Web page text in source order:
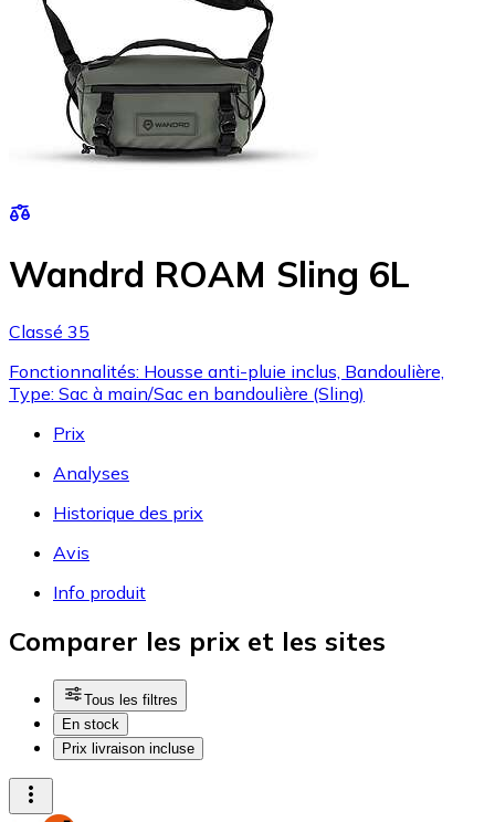
Wandrd ROAM Sling 6L
Classé 35
Fonctionnalités: Housse anti-pluie inclus, Bandoulière,
Type: Sac à main/Sac en bandoulière (Sling)
Prix
Analyses
Historique des prix
Avis
Info produit
Comparer les prix et les sites
Tous les filtres
En stock
Prix livraison incluse